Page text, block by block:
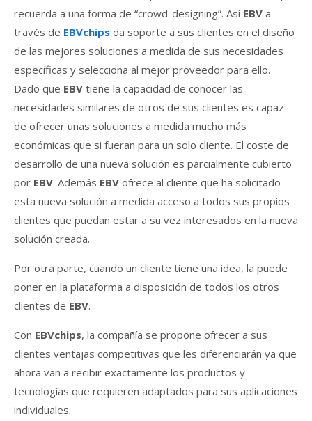
recuerda a una forma de “crowd-designing”. Así EBV a
través de EBVchips da soporte a sus clientes en el diseño
de las mejores soluciones a medida de sus necesidades
específicas y selecciona al mejor proveedor para ello.
Dado que EBV tiene la capacidad de conocer las
necesidades similares de otros de sus clientes es capaz
de ofrecer unas soluciones a medida mucho más
económicas que si fueran para un solo cliente. El coste de
desarrollo de una nueva solución es parcialmente cubierto
por EBV. Además EBV ofrece al cliente que ha solicitado
esta nueva solución a medida acceso a todos sus propios
clientes que puedan estar a su vez interesados en la nueva
solución creada.
Por otra parte, cuando un cliente tiene una idea, la puede
poner en la plataforma a disposición de todos los otros
clientes de EBV.
Con EBVchips, la compañía se propone ofrecer a sus
clientes ventajas competitivas que les diferenciarán ya que
ahora van a recibir exactamente los productos y
tecnologías que requieren adaptados para sus aplicaciones
individuales.